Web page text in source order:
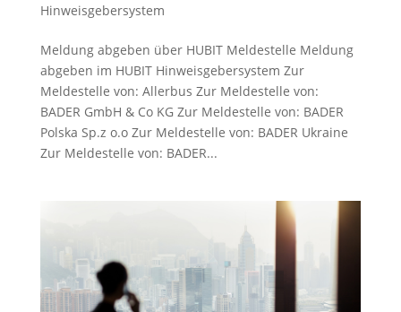
Hinweisgebersystem
Meldung abgeben über HUBIT Meldestelle Meldung
abgeben im HUBIT Hinweisgebersystem Zur
Meldestelle von: Allerbus Zur Meldestelle von:
BADER GmbH & Co KG Zur Meldestelle von: BADER
Polska Sp.z o.o Zur Meldestelle von: BADER Ukraine
Zur Meldestelle von: BADER...